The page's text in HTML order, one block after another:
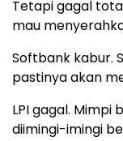
Tetapi gagal
mau
Softbank kabur.
pastinya akan
LPI gagal. Mimpi
diimingi-imingi